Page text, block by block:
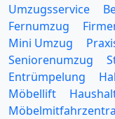
Umzugsservice
Fernumzug
Mini Umzug
Seniorenumzug
Entrümpelung
Möbellift